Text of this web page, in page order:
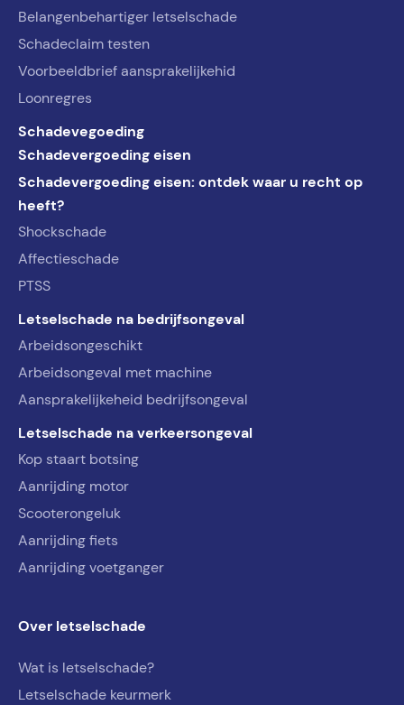
Belangenbehartiger letselschade
Schadeclaim testen
Voorbeeldbrief aansprakelijkehid
Loonregres
Schadevegoeding
Schadevergoeding eisen
Schadevergoeding eisen: ontdek waar u recht op
heeft?
Shockschade
Affectieschade
PTSS
Letselschade na bedrijfsongeval
Arbeidsongeschikt
Arbeidsongeval met machine
Aansprakelijkeheid bedrijfsongeval
Letselschade na verkeersongeval
Kop staart botsing
Aanrijding motor
Scooterongeluk
Aanrijding fiets
Aanrijding voetganger
Over letselschade
Wat is letselschade?
Letselschade keurmerk